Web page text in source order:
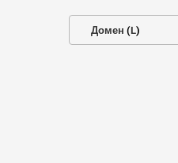
Домен (L)